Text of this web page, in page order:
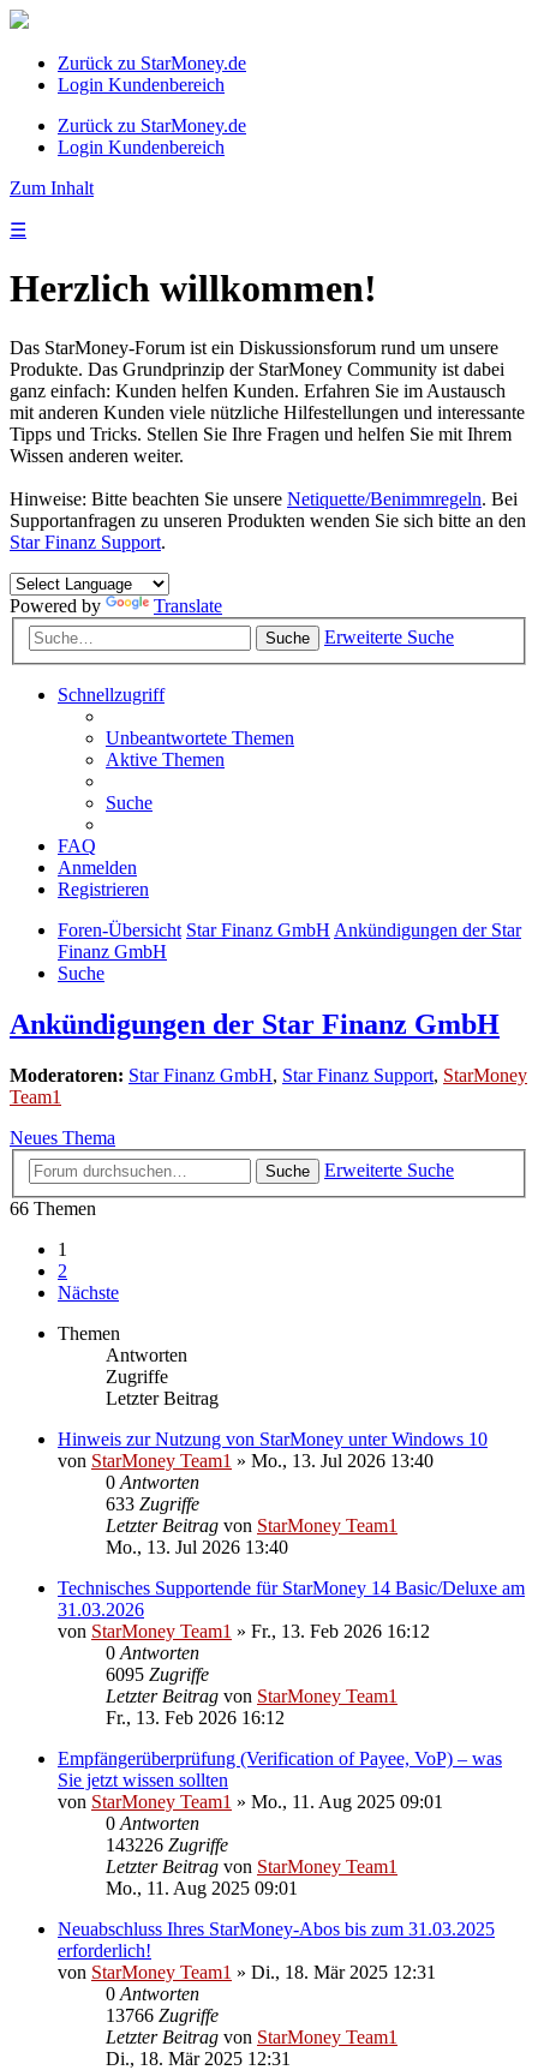
Zurück zu StarMoney.de
Login Kundenbereich
Zurück zu StarMoney.de
Login Kundenbereich
Zum Inhalt
☰
Herzlich willkommen!
Das StarMoney-Forum ist ein Diskussionsforum rund um unsere
Produkte. Das Grundprinzip der StarMoney Community ist dabei
ganz einfach: Kunden helfen Kunden. Erfahren Sie im Austausch
mit anderen Kunden viele nützliche Hilfestellungen und interessante
Tipps und Tricks. Stellen Sie Ihre Fragen und helfen Sie mit Ihrem
Wissen anderen weiter.
Hinweise: Bitte beachten Sie unsere Netiquette/Benimmregeln. Bei
Supportanfragen zu unseren Produkten wenden Sie sich bitte an den
Star Finanz Support.
Powered by Translate
Suche Erweiterte Suche
Schnellzugriff
Unbeantwortete Themen
Aktive Themen
Suche
FAQ
Anmelden
Registrieren
Foren-Übersicht Star Finanz GmbH Ankündigungen der Star
Finanz GmbH
Suche
Ankündigungen der Star Finanz GmbH
Moderatoren: Star Finanz GmbH, Star Finanz Support, StarMoney
Team1
Neues Thema
Suche
Erweiterte Suche
66 Themen
1
2
Nächste
Themen
Antworten
Zugriffe
Letzter Beitrag
Hinweis zur Nutzung von StarMoney unter Windows 10
von StarMoney Team1 » Mo., 13. Jul 2026 13:40
0 Antworten
633 Zugriffe
Letzter Beitrag von StarMoney Team1
Mo., 13. Jul 2026 13:40
Technisches Supportende für StarMoney 14 Basic/Deluxe am
31.03.2026
von StarMoney Team1 » Fr., 13. Feb 2026 16:12
0 Antworten
6095 Zugriffe
Letzter Beitrag von StarMoney Team1
Fr., 13. Feb 2026 16:12
Empfängerüberprüfung (Verification of Payee, VoP) – was
Sie jetzt wissen sollten
von StarMoney Team1 » Mo., 11. Aug 2025 09:01
0 Antworten
143226 Zugriffe
Letzter Beitrag von StarMoney Team1
Mo., 11. Aug 2025 09:01
Neuabschluss Ihres StarMoney-Abos bis zum 31.03.2025
erforderlich!
von StarMoney Team1 » Di., 18. Mär 2025 12:31
0 Antworten
13766 Zugriffe
Letzter Beitrag von StarMoney Team1
Di., 18. Mär 2025 12:31